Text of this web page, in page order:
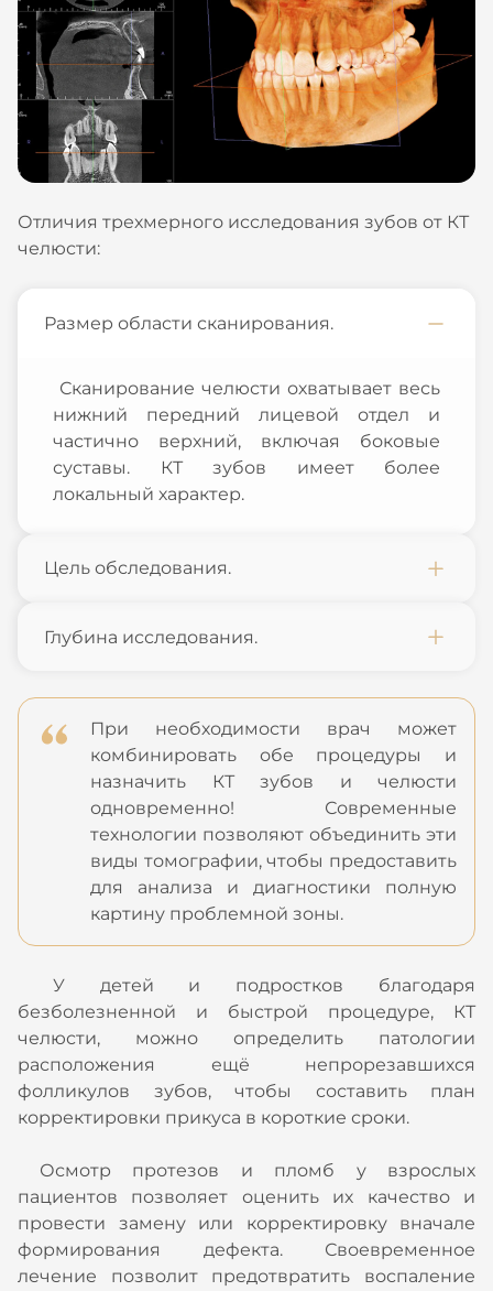
Отличия трехмерного исследования зубов от КТ
челюсти:
Размер области сканирования.
Сканирование челюсти охватывает весь
нижний передний лицевой отдел и
частично верхний, включая боковые
суставы. КТ зубов имеет более
локальный характер.
Цель обследования.
Глубина исследования.
При необходимости врач может
комбинировать обе процедуры и
назначить КТ зубов и челюсти
одновременно! Современные
технологии позволяют объединить эти
виды томографии, чтобы предоставить
для анализа и диагностики полную
картину проблемной зоны.
У детей и подростков благодаря
безболезненной и быстрой процедуре, КТ
челюсти, можно определить патологии
расположения ещё непрорезавшихся
фолликулов зубов, чтобы составить план
корректировки прикуса в короткие сроки.
Осмотр протезов и пломб у взрослых
пациентов позволяет оценить их качество и
провести замену или корректировку вначале
формирования дефекта. Своевременное
лечение позволит предотвратить воспаление